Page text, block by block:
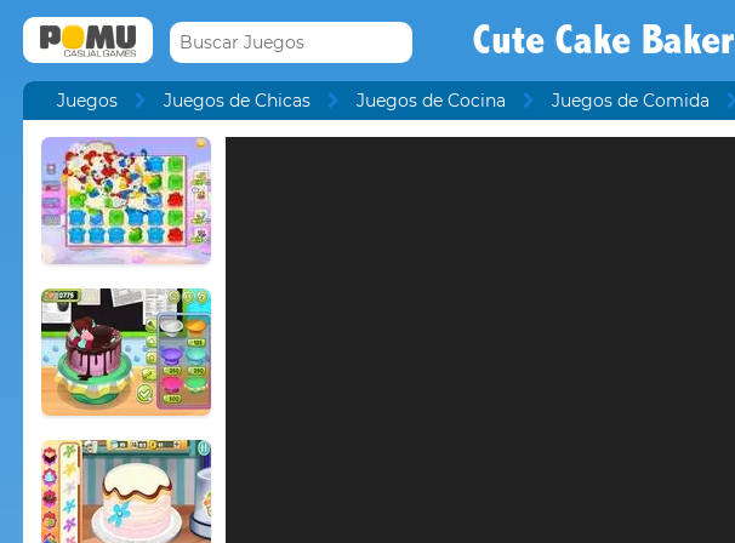
Cute Cake Baker
Juegos Juegos de Chicas Juegos de Cocina Juegos de Comida